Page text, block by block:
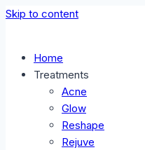
Skip to content
Home
Treatments
Acne
Glow
Reshape
Rejuve